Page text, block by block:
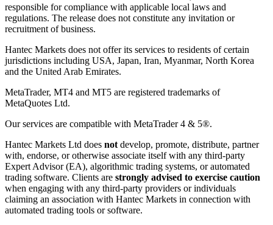
responsible for compliance with applicable local laws and
regulations. The release does not constitute any invitation or
recruitment of business.
Hantec Markets does not offer its services to residents of certain
jurisdictions including USA, Japan, Iran, Myanmar, North Korea
and the United Arab Emirates.
MetaTrader, MT4 and MT5 are registered trademarks of
MetaQuotes Ltd.
Our services are compatible with MetaTrader 4 & 5®.
Hantec Markets Ltd does notdevelop, promote, distribute, partner
with, endorse, or otherwise associate itself with any third-party
Expert Advisor (EA), algorithmic trading systems, or automated
trading software. Clients are strongly advised to exercise caution
when engaging with any third-party providers or individuals
claiming an association with Hantec Markets in connection with
automated trading tools or software.